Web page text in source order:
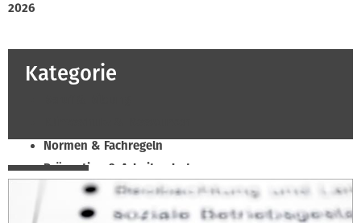
2026
Kategorie
Normen & Fachregeln
Prävention & Arbeitsschutz
Recht & Wirtschaft
Soziales & Tarifpolitik